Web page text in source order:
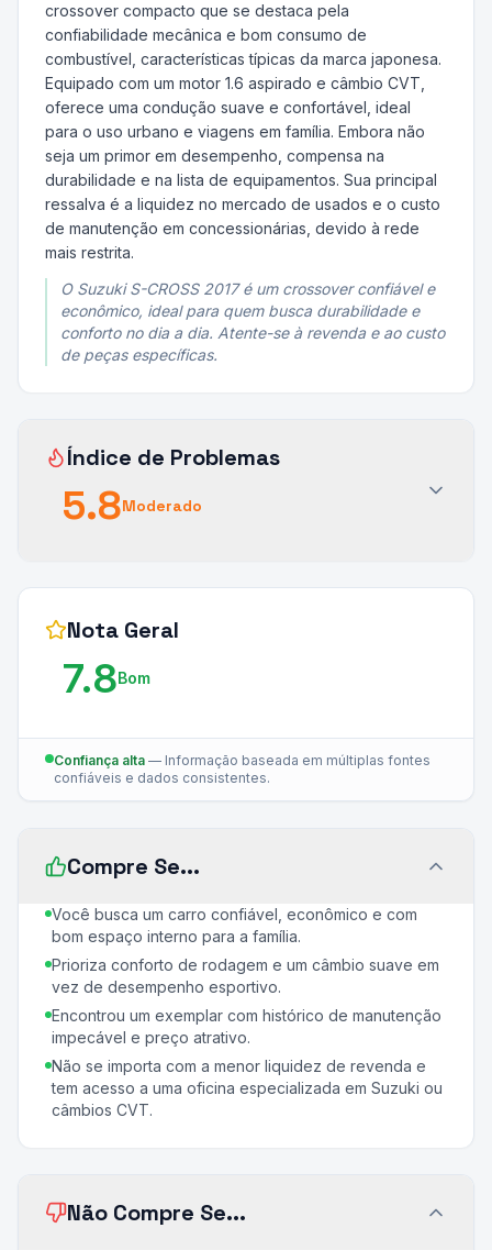
crossover compacto que se destaca pela
confiabilidade mecânica e bom consumo de
combustível, características típicas da marca japonesa.
Equipado com um motor 1.6 aspirado e câmbio CVT,
oferece uma condução suave e confortável, ideal
para o uso urbano e viagens em família. Embora não
seja um primor em desempenho, compensa na
durabilidade e na lista de equipamentos. Sua principal
ressalva é a liquidez no mercado de usados e o custo
de manutenção em concessionárias, devido à rede
mais restrita.
O Suzuki S-CROSS 2017 é um crossover confiável e
econômico, ideal para quem busca durabilidade e
conforto no dia a dia. Atente-se à revenda e ao custo
de peças específicas.
Índice de Problemas
5.8Moderado
Nota Geral
7.8Bom
Confiança alta — Informação baseada em múltiplas fontes
confiáveis e dados consistentes.
Compre Se...
Você busca um carro confiável, econômico e com
bom espaço interno para a família.
Prioriza conforto de rodagem e um câmbio suave em
vez de desempenho esportivo.
Encontrou um exemplar com histórico de manutenção
impecável e preço atrativo.
Não se importa com a menor liquidez de revenda e
tem acesso a uma oficina especializada em Suzuki ou
câmbios CVT.
Não Compre Se...